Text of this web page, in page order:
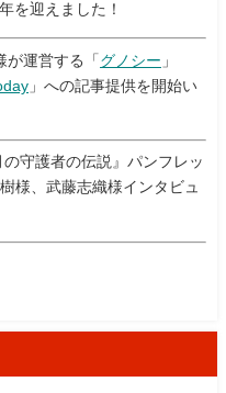
を迎えました！
が運営する「 グノシー 」
」への記事提供を開始い
守護者の伝説』パンフレッ
様、武藤志織様インタビュ